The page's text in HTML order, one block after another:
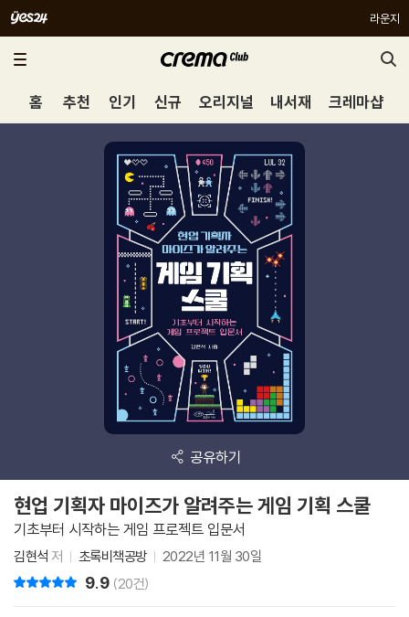
라운지
홈 추천 인기 신규 오리지널 내서재 크레마샵
공유하기
현업 기획자 마이즈가 알려주는 게임 기획 스쿨
기초부터 시작하는 게임 프로젝트 입문서
김현석 저 초록비책공방 2022년 11월 30일
9.9 (20건)